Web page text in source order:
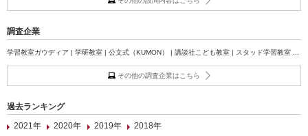
調査企業
学習教室ガウディア | 学研教室 | 公文式（KUMON） | 講談社こども教室 | スタッド学習教室 ...
その他の調査企業はこちら
過去ランキング
2021年
2020年 2019年 2018年